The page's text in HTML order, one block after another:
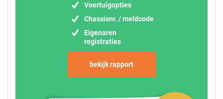
Voertuigopties
Chassisnr. / meldcode
Eigenaren
registraties
bekijk rapport